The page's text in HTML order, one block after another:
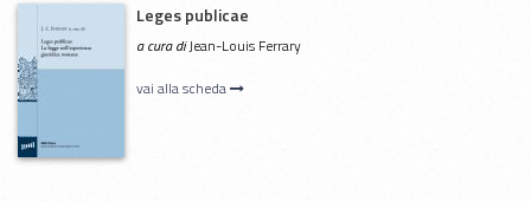
Leges publicae
a cura diJean-Louis Ferrary
vai alla scheda